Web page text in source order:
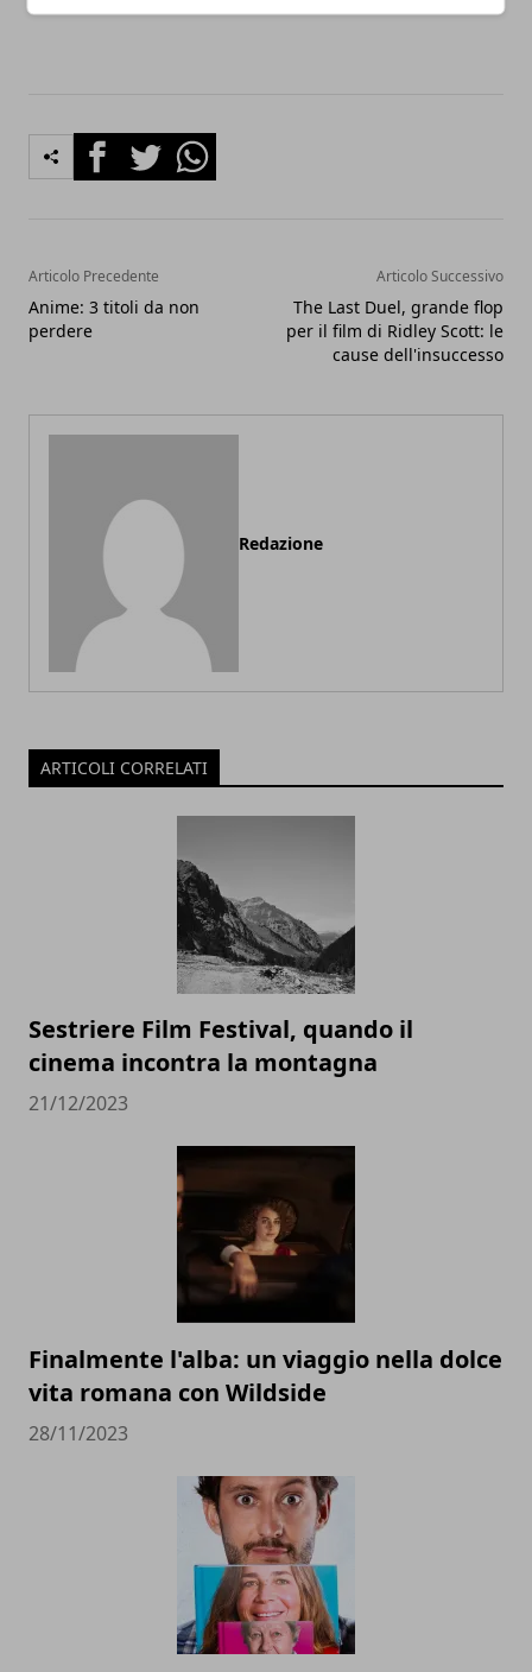
FacebookTwitterWhatsapp
Articolo Precedente
Anime: 3 titoli da non
perdere
Articolo Successivo
The Last Duel, grande flop
per il film di Ridley Scott: le
cause dell'insuccesso
Redazione
ARTICOLI CORRELATI
Sestriere Film Festival, quando il
cinema incontra la montagna
21/12/2023
Finalmente l'alba: un viaggio nella dolce
vita romana con Wildside
28/11/2023